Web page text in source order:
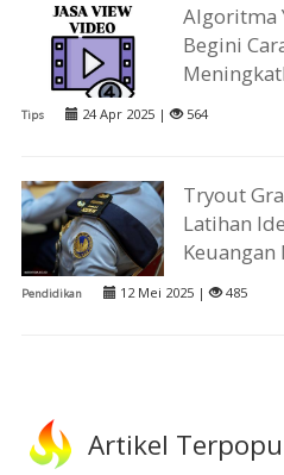
Algoritma
Begini
Tips 24 Apr 2025 | 564
Tryout
Latihan
Keuangan
Pendidikan 12 Mei 2025 | 485
Artikel